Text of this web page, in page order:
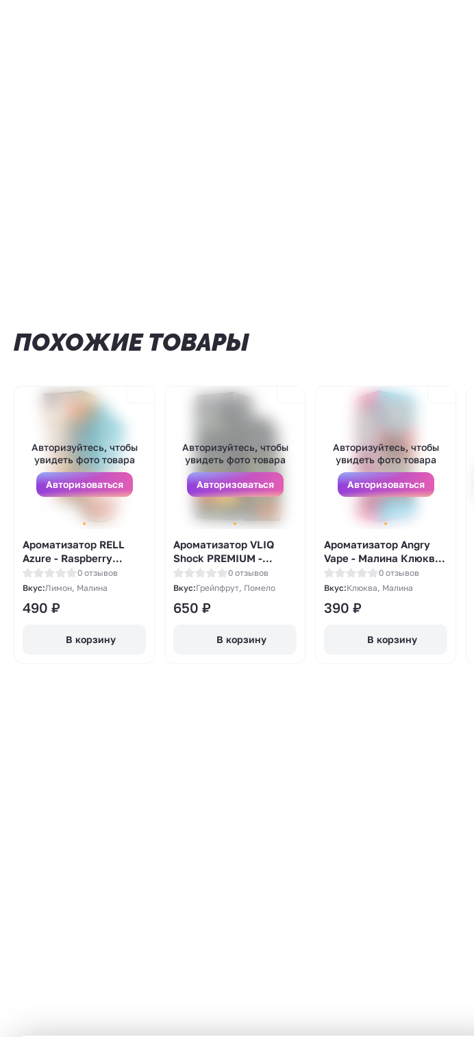
ПОХОЖИЕ ТОВАРЫ
Авторизуйтесь, чтобы
увидеть фото товара
Авторизоваться
Ароматизатор RELL
Azure - Raspberry
Lemon (малина и
лимон) 14мл
0 отзывов
Вкус:Лимон, Малина
490 ₽
В корзину
Авторизуйтесь, чтобы
увидеть фото товара
Авторизоваться
Ароматизатор VLIQ
Shock PREMIUM -
Грейпфрут помело
(Grapefruit Pomelo)
0 отзывов
Вкус:Грейпфрут, Помело
650 ₽
В корзину
Авторизуйтесь, чтобы
увидеть фото товара
Авторизоваться
Ароматизатор Angry
Vape - Малина Клюква
14мл
0 отзывов
Вкус:Клюква, Малина
390 ₽
В корзину